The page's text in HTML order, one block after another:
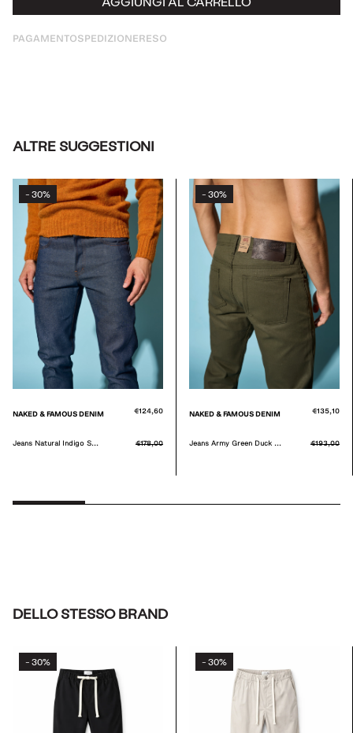
PAGAMENTOSPEDIZIONERESO
ALTRE SUGGESTIONI
- 30%
NAKED & FAMOUS DENIM €124,60
Jeans Natural Indigo S... €178,00
- 30%
NAKED & FAMOUS DENIM €135,10
Jeans Army Green Duck ... €193,00
DELLO STESSO BRAND
- 30% - 30%